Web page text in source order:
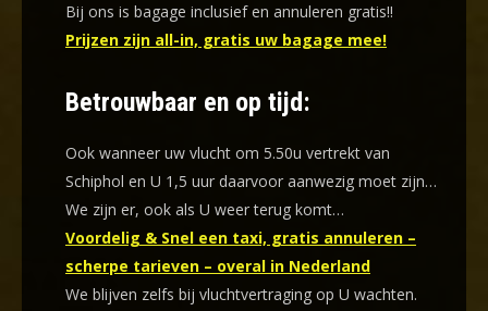
Bij ons is bagage inclusief en annuleren gratis!!
Prijzen zijn all-in, gratis uw bagage mee!
Betrouwbaar en op tijd:
Ook wanneer uw vlucht om 5.50u vertrekt van
Schiphol en U 1,5 uur daarvoor aanwezig moet zijn…
We zijn er, ook als U weer terug komt…
Voordelig & Snel een taxi, gratis annuleren –
scherpe tarieven – overal in Nederland
We blijven zelfs bij vluchtvertraging op U wachten.